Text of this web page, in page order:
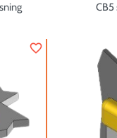
CB5
favorite_border